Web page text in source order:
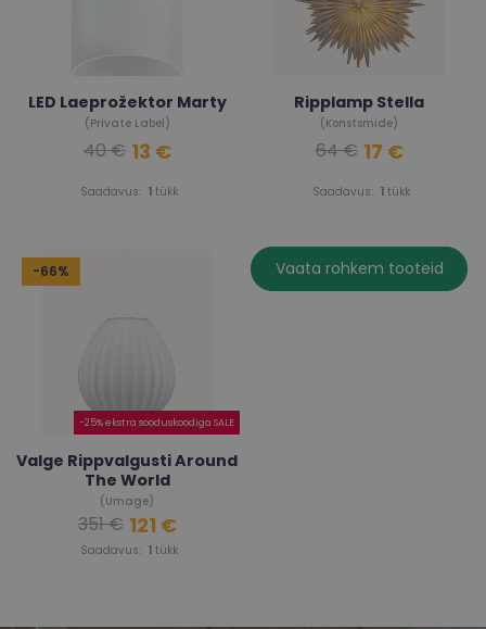
LED Laeprožektor Marty
(Private Label)
Saadavus: 1tükk
40 € 13 €
Ripplamp Stella
(Konstsmide)
Saadavus: 1tükk
64 € 17 €
-66%
-25% ekstra sooduskoodiga SALE
Valge Rippvalgusti Around
The World
(Umage)
Saadavus: 1tükk
351 € 121 €
Vaata rohkem tooteid